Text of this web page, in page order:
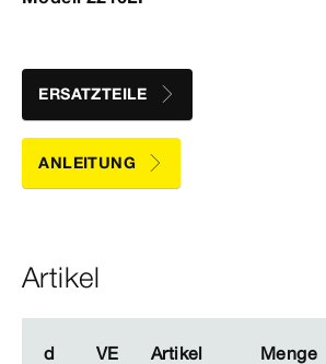
ERSATZTEILE
ANLEITUNG
Artikel
d VE Artikel Menge
d VE Artikel Menge